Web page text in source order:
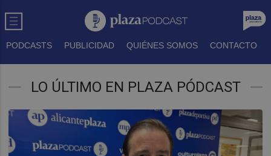
PODCASTS PUBLICIDAD QUIÉNES SOMOS CONTACTO
LO ÚLTIMO EN PLAZA PÓDCAST